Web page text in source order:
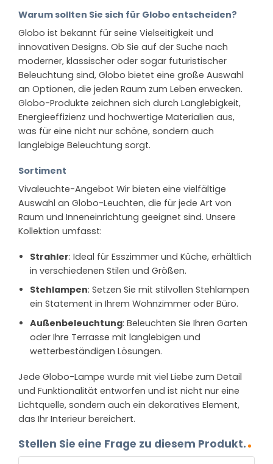
Warum sollten Sie sich für Globo entscheiden?
Globo ist bekannt für seine Vielseitigkeit und
innovativen Designs. Ob Sie auf der Suche nach
moderner, klassischer oder sogar futuristischer
Beleuchtung sind, Globo bietet eine große Auswahl
an Optionen, die jeden Raum zum Leben erwecken.
Globo-Produkte zeichnen sich durch Langlebigkeit,
Energieeffizienz und hochwertige Materialien aus,
was für eine nicht nur schöne, sondern auch
langlebige Beleuchtung sorgt.
Sortiment
Vivaleuchte-Angebot Wir bieten eine vielfältige
Auswahl an Globo-Leuchten, die für jede Art von
Raum und Inneneinrichtung geeignet sind. Unsere
Kollektion umfasst:
Strahler: Ideal für Esszimmer und Küche, erhältlich
in verschiedenen Stilen und Größen.
Stehlampen: Setzen Sie mit stilvollen Stehlampen
ein Statement in Ihrem Wohnzimmer oder Büro.
Außenbeleuchtung: Beleuchten Sie Ihren Garten
oder Ihre Terrasse mit langlebigen und
wetterbeständigen Lösungen.
Jede Globo-Lampe wurde mit viel Liebe zum Detail
und Funktionalität entworfen und ist nicht nur eine
Lichtquelle, sondern auch ein dekoratives Element,
das Ihr Interieur bereichert.
Stellen Sie eine Frage zu diesem Produkt.